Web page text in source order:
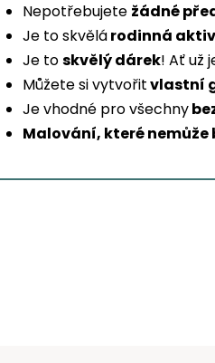
Nepotřebujete žádné
Je to skvělárodinná
Je toskvělý dárek! Ať už
Můžete si vytvořitvlastní
Je vhodné pro všechny
Malování, které